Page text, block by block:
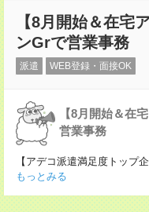
【8月開始＆在宅
ンGrで営業事務
派遣 WEB登録・面接OK
【8月開始＆在
営業事務
【アデコ派遣満足度トップ
もっとみる